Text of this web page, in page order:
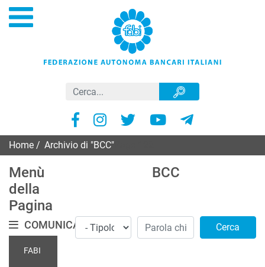
Home Archivio di "BCC"
Menù
della
Pagina
COMUNICATI
FABI
BCC
Cerca